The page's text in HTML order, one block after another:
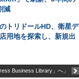
減
トリドールHD、衛星デ
用地を探索し、新規出
Business Library」へ」